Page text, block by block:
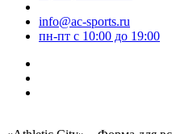
info@ac-sports.ru
пн-пт c 10:00 до 19:00